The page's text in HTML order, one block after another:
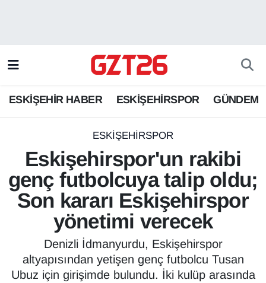
ESKİŞEHİR HABER ESKİŞEHİRSPOR GÜNDEM
ESKİŞEHİRSPOR
Eskişehirspor'un rakibi
genç futbolcuya talip oldu;
Son kararı Eskişehirspor
yönetimi verecek
Denizli İdmanyurdu, Eskişehirspor
altyapısından yetişen genç futbolcu Tusan
Ubuz için girişimde bulundu. İki kulüp arasında
ESKİŞEHİRSPOR
GÜNDEM
Odunpazarı Trafik Yoğunluk Haritası
Süper Lig Puan Durumu ve Fikstür
Tüm Manşetler
Son Dakika Haberleri
Haber Arşivi